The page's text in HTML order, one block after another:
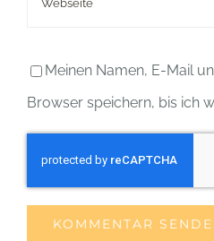
Meinen Namen, E-Mail
Browser speichern, bis ich